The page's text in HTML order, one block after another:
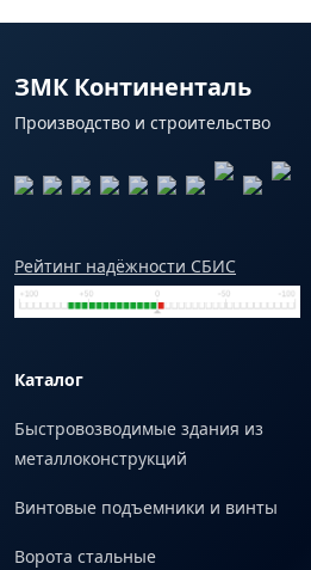
ЗМК Континенталь
Производство и строительство
Рейтинг надёжности СБИС
Каталог
Быстровозводимые здания из
металлоконструкций
Винтовые подъемники и винты
Ворота стальные